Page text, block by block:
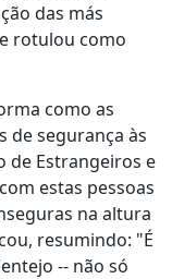
das más
rotulou como
como as
de segurança às
de Estrangeiros e
estas pessoas
na altura
resumindo: "É
-- não só